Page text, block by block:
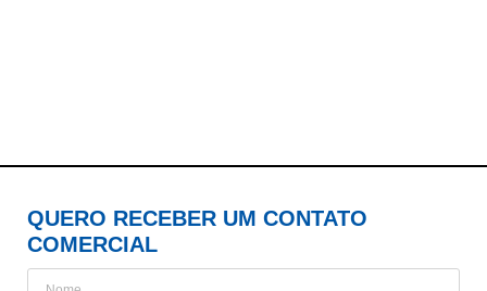
QUERO RECEBER UM CONTATO
COMERCIAL